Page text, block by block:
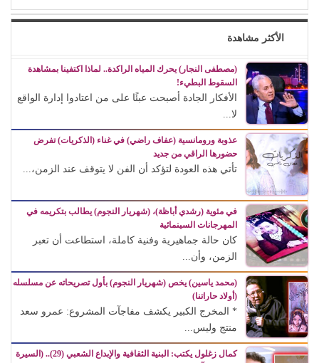
الأكثر مشاهدة
(مصطفى النجار) يحرك المياه الراكدة.. لماذا اكتفينا بمشاهدة
السقوط البطيء!
الأفكار الجادة أصبحت عبئًا على من اعتادوا إدارة الواقع
لا...
عذوبة ورومانسية (عفاف راضي) في غناء (الذكريات) تفرض
حضورها الراقي من جديد
تأتي هذه العودة لتؤكد أن الفن لا يتوقف عند الزمن،...
في مئوية (رشدي أباظة)، (شهريار النجوم) يطالب بتكريمه في
المهرجانات السينمائية
كان حالة جماهيرية وفنية كاملة، استطاعت أن تعبر
الزمن، وأن...
(محمد ياسين) يخص (شهريار النجوم) بأول تصريحاته عن مسلسله
(أولاد حاراتنا)
* المخرج الكبير يكشف مفاجآت المشروع: عمرو سعد
منتج وليس...
كمال زغلول يكتب: البنية الثقافية والإبداع الشعبي (29).. (السيرة